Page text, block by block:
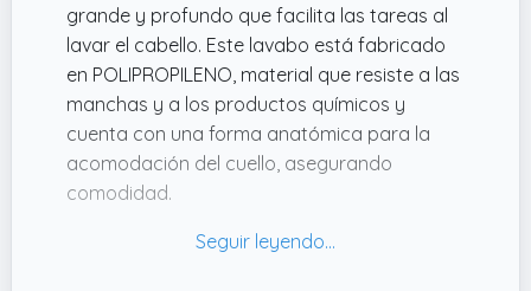
grande y profundo que facilita las tareas al
lavar el cabello. Este lavabo está fabricado
en POLIPROPILENO, material que resiste a las
manchas y a los productos químicos y
cuenta con una forma anatómica para la
acomodación del cuello, asegurando
comodidad.